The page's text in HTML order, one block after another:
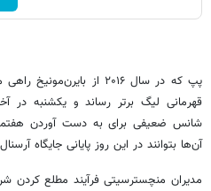
پپ که در سال ۲۰۱۶ از
قهرمانی لیگ برتر رساند و یکشنبه در
شانس ضعیفی برای به دست آوردن
آن‌ها بتوانند در این روز پایانی جایگاه
مدیران منچسترسیتی فرآیند مطلع کردن